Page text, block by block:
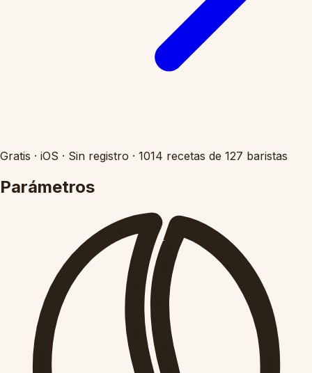
Gratis · iOS · Sin registro · 1014 recetas de 127 baristas
Parámetros